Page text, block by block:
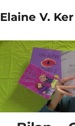
Elaine V. Ker